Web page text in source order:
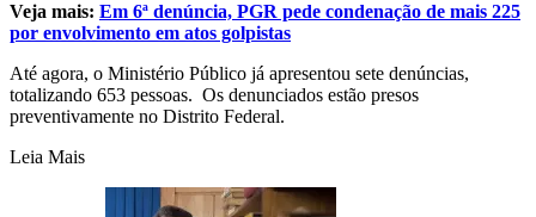
Veja mais: Em 6ª denúncia, PGR pede condenação de mais 225
por envolvimento em atos golpistas
Até agora, o Ministério Público já apresentou sete denúncias,
totalizando 653 pessoas. Os denunciados estão presos
preventivamente no Distrito Federal.
Leia Mais